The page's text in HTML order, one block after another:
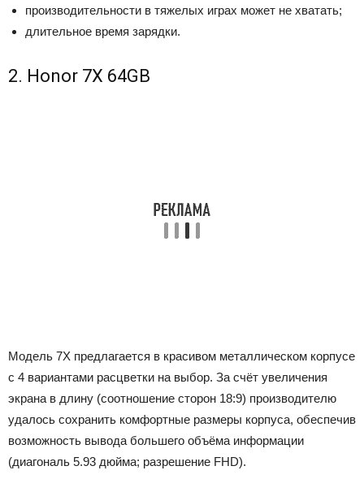
производительности в тяжелых играх может не хватать;
длительное время зарядки.
2. Honor 7X 64GB
Модель 7Х предлагается в красивом металлическом корпусе
с 4 вариантами расцветки на выбор. За счёт увеличения
экрана в длину (соотношение сторон 18:9) производителю
удалось сохранить комфортные размеры корпуса, обеспечив
возможность вывода большего объёма информации
(диагональ 5.93 дюйма; разрешение FHD).